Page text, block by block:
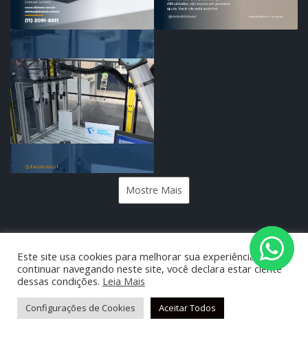
Mostre Mais
©2022 Diatest - Todos os direitos reservados. Site
desenvolvido porRainov Design
Este site usa cookies para melhorar sua experiência e ao
continuar navegando neste site, você declara estar ciente
dessas condições. Leia Mais
Configurações de Cookies Aceitar Todos